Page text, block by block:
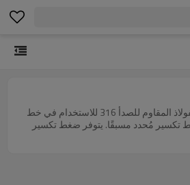
سلسلة EH هذه قابلة للتبديل مع سلسلة MHA RV، وسلسلة PARKER 339، وسلسلة GROMELLE 654-Z. منتج من الفولاذ المقاوم للصدأ. صمام عدم رجوع أحادي الاتجاه من الفولاذ المقاوم للصدأ 316 للاستخدام في خط
تكسير مُحدد مسبقًا. يتوفر ضغط تكسير